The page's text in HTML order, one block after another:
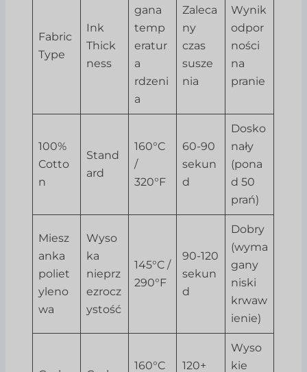
Fabric
Type
Ink
Thick
ness
gana
temp
eratur
a
rdzeni
a
Zaleca
ny
czas
susze
nia
Wynik
odpor
ności
na
pranie
100%
Cotto
n
Stand
ard
160°C
/
320°F
60-90
sekun
d
Dosko
nały
(pona
d 50
prań)
Miesz
anka
poliet
yleno
wa
Wyso
ka
nieprz
ezrocz
ystość
145°C /
290°F
90-120
sekun
d
Dobry
(wyma
gany
niski
krwaw
ienie)
160°C 120+
Wyso
kie